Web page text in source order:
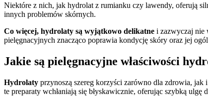
Niektóre z nich, jak hydrolat z rumianku czy lawendy, oferują
innych problemów skórnych.
Co więcej, hydrolaty są wyjątkowo delikatne i zazwyczaj nie
pielęgnacyjnych znacząco poprawia kondycję skóry oraz jej
Jakie są pielęgnacyjne właściwości
Hydrolaty przynoszą szereg korzyści zarówno dla zdrowia,
te preparaty wchłaniają się błyskawicznie, oferując szybką ulgę